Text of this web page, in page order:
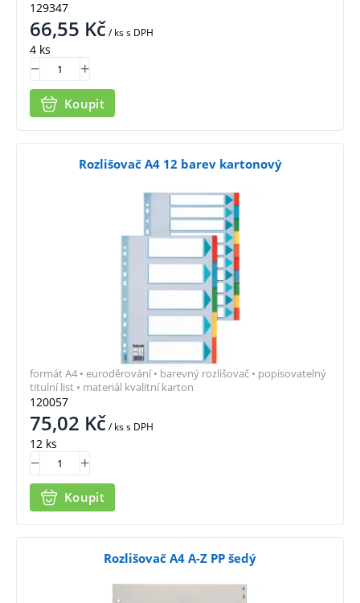
129347
66,55 Kč/ kss DPH
4 ks
Koupit
Rozlišovač A4 12 barev kartonový
120057
75,02 Kč/ kss DPH
12 ks
Koupit
formát A4 • euroděrování • barevný rozlišovač • popisovatelný
titulní list • materiál kvalitní karton
Rozlišovač A4 A-Z PP šedý